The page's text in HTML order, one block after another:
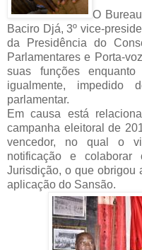
O
Baciro Djá, 3º vice-
da Presidência do
Parlamentares e Porta-
suas funções
igualmente, impedido
parlamentar.
Em causa está
campanha eleitoral de
vencedor, no qual o
notificação e
Jurisdição, o que obrigou
aplicação do Sansão.